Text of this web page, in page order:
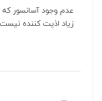
عدم وجود آسانسور
زیاد اذیت کننده